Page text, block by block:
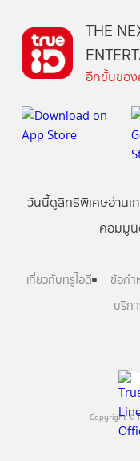
Copyright ©
THE
อีกขั้นของ
วันนี้ดูสิทธิพิเศษอ่านเ
คอมมู
เกี่ยวกับทรูไอดี ข้อกำ
บริก